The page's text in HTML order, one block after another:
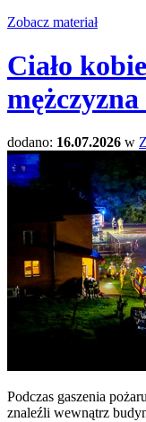
Zobacz materiał
Ciało
dodano: 16.07.2026 w
Podczas gaszenia
znaleźli wewnątrz